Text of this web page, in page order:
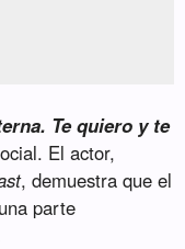
Te quiero y te
El actor,
, demuestra que el
parte